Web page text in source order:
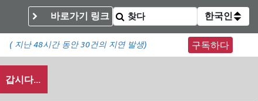
바로가기 링크 한국인
( 지난 48시간 동안30건의 지연 발생) 구독하다
갑시다...